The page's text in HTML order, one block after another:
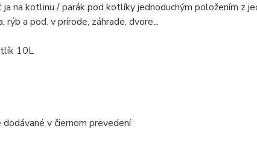
na kotlinu / parák pod kotlíky jednoduchým položením z
rýb a pod. v prírode, záhrade, dvore...
10L
v čiernom prevedení